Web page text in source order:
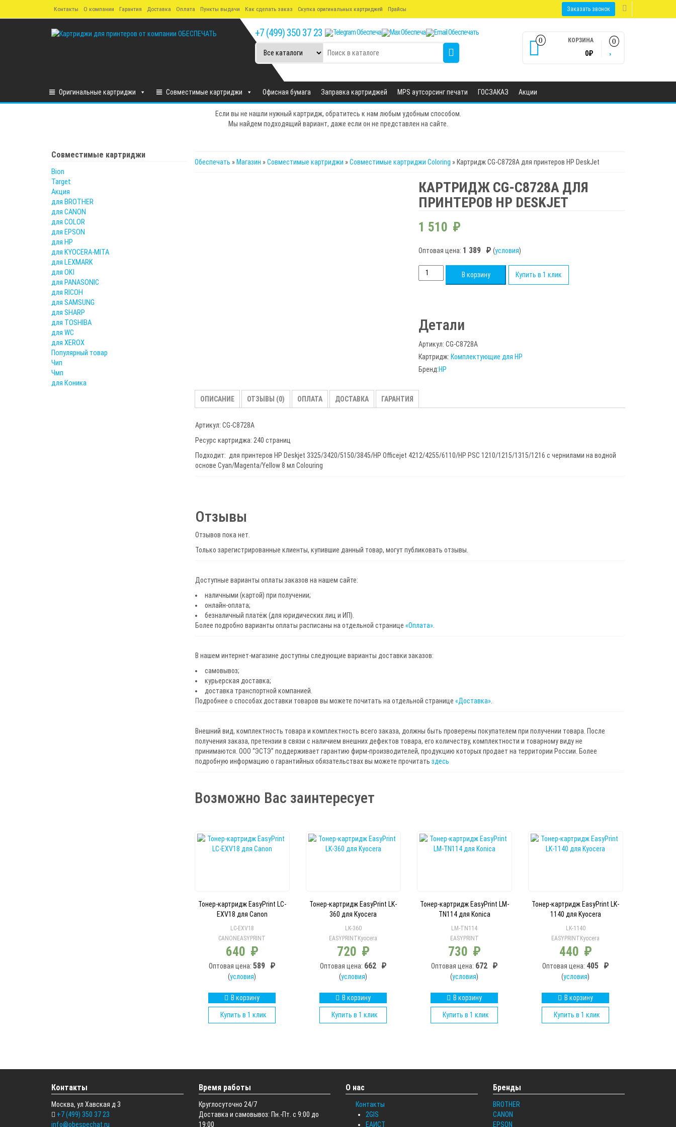
Контакты О компании Гарантия Доставка Оплата Пункты выдачи Как сделать заказ Скупка оригинальных картриджей Прайсы Заказать звонок
+7 (499) 350 37 23
0 КОРЗИНА
0₽
0
Оригинальные картриджи Совместимые картриджи Офисная бумага Заправка картриджей MPS аутсорсинг печати ГОСЗАКАЗ Акции
Если вы не нашли нужный картридж, обратитесь к нам любым удобным способом.
Мы найдем подходящий вариант, даже если он не представлен на сайте.
Совместимые картриджи
Bion
Target
Акция
для BROTHER
для CANON
для COLOR
для EPSON
для HP
для KYOCERA-MITA
для LEXMARK
для OKI
для PANASONIC
для RICOH
для SAMSUNG
для SHARP
для TOSHIBA
для WC
для XEROX
Популярный товар
Чип
Чмп
для Коника
Обеспечать » Магазин »Совместимые картриджи »Совместимые картриджи Coloring » Картридж CG-C8728A для принтеров HP DeskJet
КАРТРИДЖ CG-C8728A ДЛЯ
ПРИНТЕРОВ HP DESKJET
1 510 ₽
Оптовая цена: 1 389 ₽ (условия)
Количество
товара
C8728A
для
принтеров
HP
DeskJet
В корзину Купить в 1 клик
Детали
Артикул: CG-C8728A
Картридж: Комплектующие для HP
Бренд:HP
ОПИСАНИЕ ОТЗЫВЫ (0) ОПЛАТА ДОСТАВКА ГАРАНТИЯ
Артикул: CG-C8728A
Ресурс картриджа: 240 страниц
Подходит: для принтеров HP Deskjet 3325/3420/5150/3845/HP Officejet 4212/4255/6110/HP PSC 1210/1215/1315/1216 с чернилами на водной
основе Cyan/Magenta/Yellow 8 мл Colouring
Отзывы
Отзывов пока нет.
Только зарегистрированные клиенты, купившие данный товар, могут публиковать отзывы.
Доступные варианты оплаты заказов на нашем сайте:
наличными (картой) при получении;
онлайн-оплата;
безналичный платёж (для юридических лиц и ИП).
Более подробно варианты оплаты расписаны на отдельной странице «Оплата»
В нашем интернет-магазине доступны следующие варианты доставки заказов:
самовывоз;
курьерская доставка;
доставка транспортной компанией.
Подробнее о способах доставки товаров вы можете почитать на отдельной странице «Доставка»
Внешний вид, комплектность товара и комплектность всего заказа, должны быть проверены покупателем при получении товара. После
получения заказа, претензии в связи с наличием внешних дефектов товара, его количеству, комплектности и товарному виду не
принимаются. ООО “ЭСТЭ” поддерживает гарантию фирм-производителей, продукцию которых продает на территории России. Более
подробную информацию о гарантийных обязательствах вы можете прочитать здесь
Возможно Вас заинтересует
Тонер-картридж EasyPrint LC-
EXV18 для Canon
LC-EXV18
CANON EASYPRINT
640 ₽
Оптовая цена: 589 ₽
(условия)
В корзину
Купить в 1 клик
Тонер-картридж EasyPrint LK-
360 для Kyocera
LK-360
EASYPRINT Kyocera
720 ₽
Оптовая цена: 662 ₽
(условия)
В корзину
Купить в 1 клик
Тонер-картридж EasyPrint LM-
TN114 для Konica
LM-TN114
EASYPRINT
730 ₽
Оптовая цена: 672 ₽
(условия)
В корзину
Купить в 1 клик
Тонер-картридж EasyPrint LK-
1140 для Kyocera
LK-1140
EASYPRINT Kyocera
440 ₽
Оптовая цена: 405 ₽
(условия)
В корзину
Купить в 1 клик
Контакты
Москва, ул Хавская д 3
+7 (499) 350 37 23
info@obespechat.ru
Время работы
Круглосуточно 24/7
Доставка и самовывоз: Пн.-Пт. с 9:00 до
19:00
О нас
Контакты
2GIS
ЕАИСТ
Бренды
BROTHER
CANON
EPSON